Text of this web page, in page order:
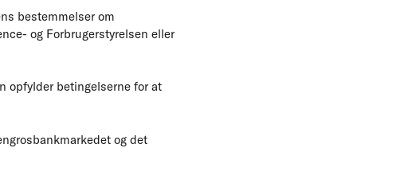
bestemmelser om
og Forbrugerstyrelsen eller
opfylder betingelserne for at
og det